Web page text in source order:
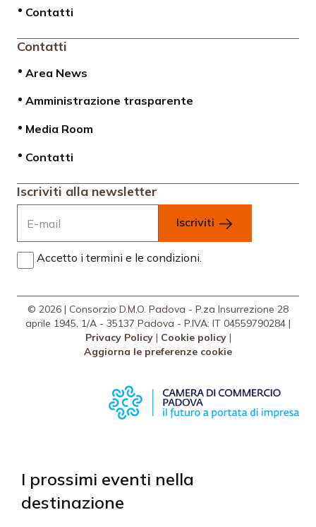
Contatti
Contatti
Area News
Amministrazione trasparente
Media Room
Contatti
Iscriviti alla newsletter
Iscriviti
Accetto i termini e le condizioni.
© 2026 | Consorzio D.M.O. Padova - P.za Insurrezione 28
aprile 1945, 1/A - 35137 Padova - P.IVA: IT 04559790284 |
Privacy Policy| Cookie policy|
Aggiorna le preferenze cookie
I prossimi eventi nella
destinazione